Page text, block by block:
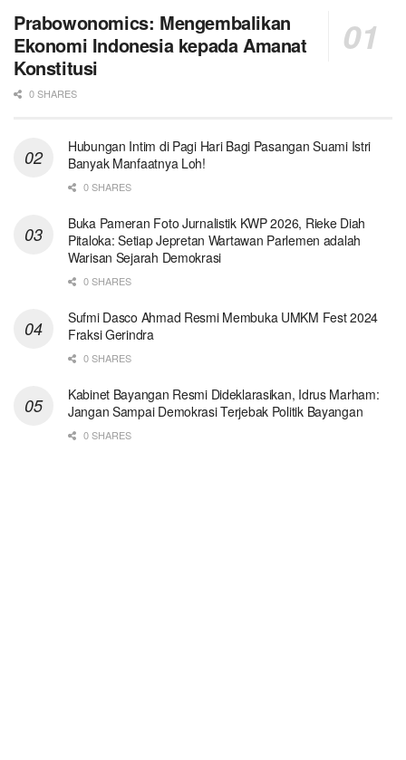
Prabowonomics: Mengembalikan
Ekonomi Indonesia kepada Amanat
Konstitusi
0 SHARES
Hubungan Intim di Pagi Hari Bagi Pasangan Suami Istri
Banyak Manfaatnya Loh!
0 SHARES
Buka Pameran Foto Jurnalistik KWP 2026, Rieke Diah
Pitaloka: Setiap Jepretan Wartawan Parlemen adalah
Warisan Sejarah Demokrasi
0 SHARES
Sufmi Dasco Ahmad Resmi Membuka UMKM Fest 2024
Fraksi Gerindra
0 SHARES
Kabinet Bayangan Resmi Dideklarasikan, Idrus Marham:
Jangan Sampai Demokrasi Terjebak Politik Bayangan
0 SHARES